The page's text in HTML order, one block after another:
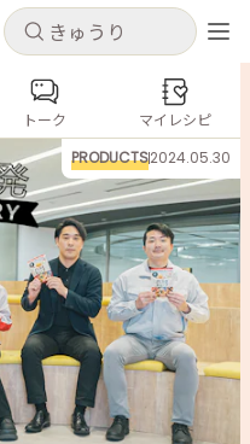
キャンセル
保存できます
新規登録
キャンセル
コンテンツ
とうもろこし
ーヤ
トーク マイレシピ
PRODUCTS2024.05.30